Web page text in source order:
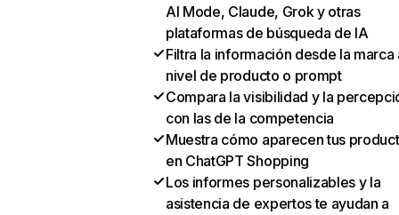
AI Mode, Claude, Grok y otras
plataformas de búsqueda de IA
Filtra la información desde la marca
nivel de producto o prompt
Compara la visibilidad y la
con las de la competencia
Muestra cómo aparecen tus
en ChatGPT Shopping
Los informes personalizables y la
asistencia de expertos te ayudan a